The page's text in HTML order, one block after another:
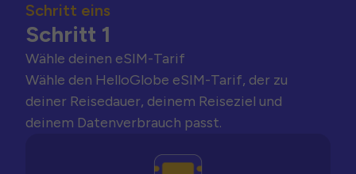
Schritt eins
Schritt 1
Wähle deinen eSIM-Tarif
Wähle den HelloGlobe eSIM-Tarif, der zu
deiner Reisedauer, deinem Reiseziel und
deinem Datenverbrauch passt.